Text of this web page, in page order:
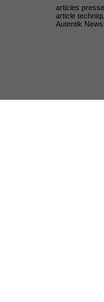
articles presse
article
Autentik News